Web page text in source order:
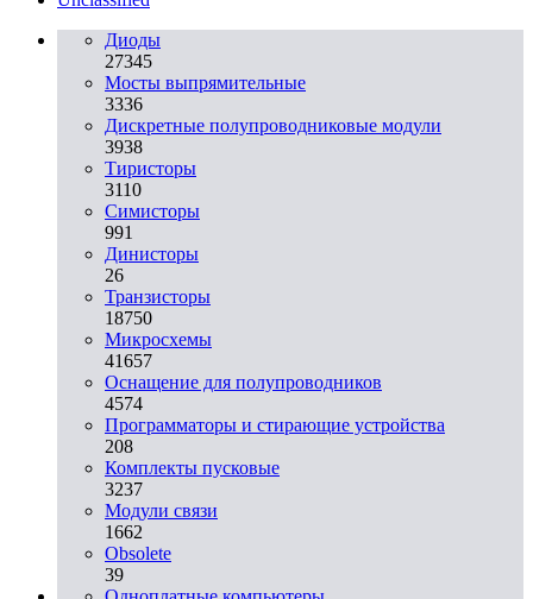
Диоды
27345
Мосты выпрямительные
3336
Дискретные полупроводниковые модули
3938
Тиристоры
3110
Симисторы
991
Динисторы
26
Транзисторы
18750
Микросхемы
41657
Оснащение для полупроводников
4574
Программаторы и стирающие устройства
208
Комплекты пусковые
3237
Модули связи
1662
Obsolete
39